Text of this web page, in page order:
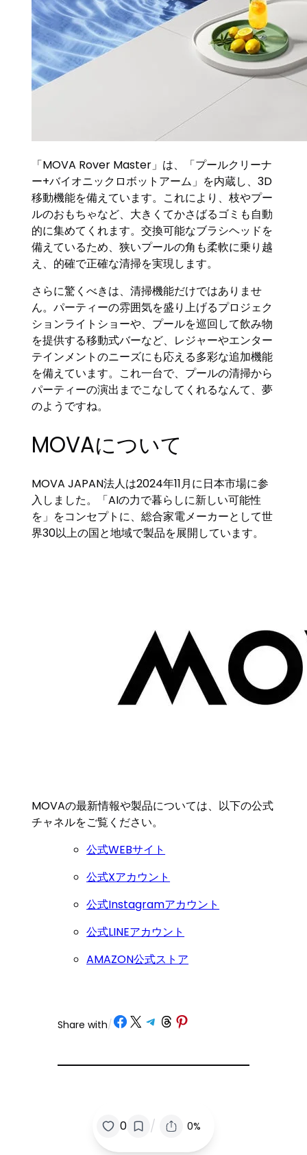
「MOVA Rover Master」は、「プールクリーナ
ー+バイオニックロボットアーム」を内蔵し、3D
移動機能を備えています。これにより、枝やプー
ルのおもちゃなど、大きくてかさばるゴミも自動
的に集めてくれます。交換可能なブラシヘッドを
備えているため、狭いプールの角も柔軟に乗り越
え、的確で正確な清掃を実現します。
さらに驚くべきは、清掃機能だけではありませ
ん。パーティーの雰囲気を盛り上げるプロジェク
ションライトショーや、プールを巡回して飲み物
を提供する移動式バーなど、レジャーやエンター
テインメントのニーズにも応える多彩な追加機能
を備えています。これ一台で、プールの清掃から
パーティーの演出までこなしてくれるなんて、夢
のようですね。
MOVAについて
MOVA JAPAN法人は2024年11月に日本市場に参
入しました。「AIの力で暮らしに新しい可能性
を」をコンセプトに、総合家電メーカーとして世
界30以上の国と地域で製品を展開しています。
MOVAの最新情報や製品については、以下の公式
チャネルをご覧ください。
公式WEBサイト
公式Xアカウント
公式Instagramアカウント
公式LINEアカウント
AMAZON公式ストア
Share with/ Share on Facebook
Share on X Share on Telegram
Share on Threads
Share on Pinterest
0 / 0%